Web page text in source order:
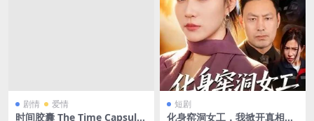
剧情 爱情
时间胶囊 The Time Capsule
短剧
化身窑洞女工，我掀开真相